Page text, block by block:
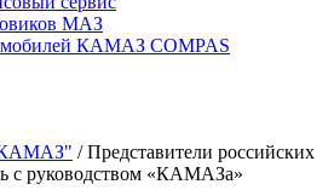
МАЗ
КАМАЗ COMPAS
/ Представители российских
с руководством «КАМАЗа»